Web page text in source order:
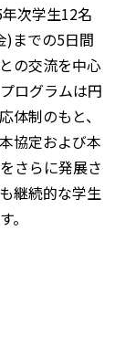
次学生12名
)までの5日間
の交流を中心
ログラムは円
体制のもと、
協定および本
さらに発展さ
継続的な学生
。